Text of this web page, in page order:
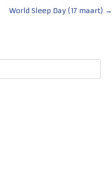
World Sleep Day (17 maart) →